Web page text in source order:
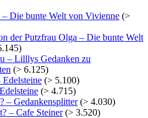
Die bunte Welt von Vivienne (>
der Putzfrau Olga – Die bunte Welt
– Lilllys Gedanken zu
(> 6.125)
Edelsteine (> 5.100)
(> 4.715)
– Gedankensplitter(> 4.030)
– Cafe Steiner(> 3.520)